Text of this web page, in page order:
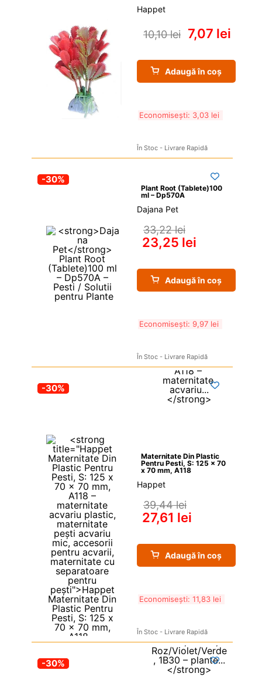
Happet
10,10 lei 7,07 lei
Adaugă în coș
Economisești: 3,03 lei
În Stoc - Livrare Rapidă
-30%
Plant Root (Tablete)100
ml – Dp570A
Dajana Pet
33,22 lei
23,25 lei
Adaugă în coș
Economisești: 9,97 lei
În Stoc - Livrare Rapidă
-30%
Maternitate Din Plastic
Pentru Pesti, S: 125 x 70
x 70 mm, A118
Happet
39,44 lei
27,61 lei
Adaugă în coș
Economisești: 11,83 lei
În Stoc - Livrare Rapidă
-30%